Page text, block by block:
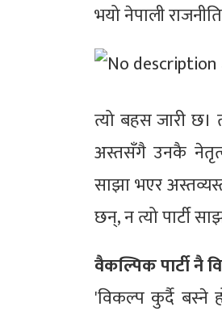
भयो नेपाली
त्यो बहस जारी
अस्तसँगै उनकै
साझा भएर
छन्, न त्यो पार्टी
वैकल्पिक पार्टी नै
'विकल्प कुर्दै बस्ने